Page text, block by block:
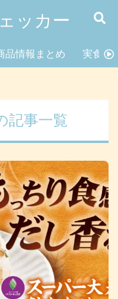
ッカー
品情報まとめ 実食レ
記事一覧